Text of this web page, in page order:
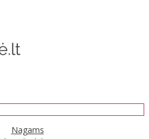
Nagams